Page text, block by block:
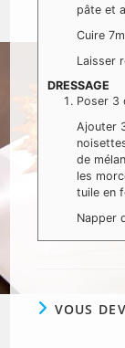
pâte et
Cuire
Laisser
DRESSAGE
Poser 3
Ajouter
de
les
tuile en
Napper
VOUS